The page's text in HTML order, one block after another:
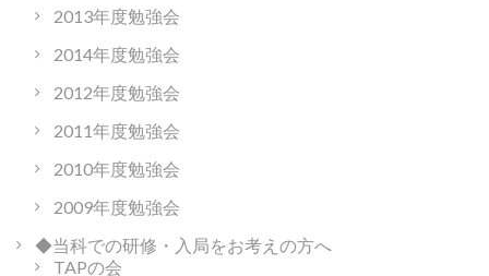
2013年度勉強会
2014年度勉強会
2012年度勉強会
2011年度勉強会
2010年度勉強会
2009年度勉強会
◆当科での研修・入局をお考えの方へ
TAPの会